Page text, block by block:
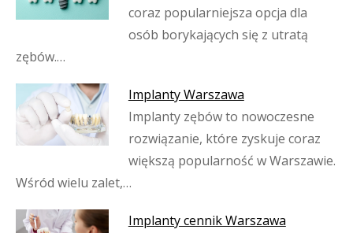
coraz popularniejsza opcja dla
osób borykających się z utratą
zębów.…
Implanty Warszawa
Implanty zębów to nowoczesne
rozwiązanie, które zyskuje coraz
większą popularność w Warszawie.
Wśród wielu zalet,…
Implanty cennik Warszawa